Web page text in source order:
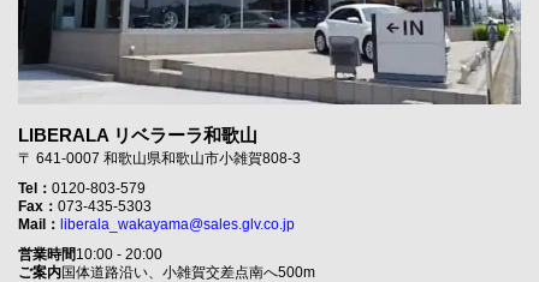
LIBERALA リベラーラ和歌山
〒 641-0007 和歌山県和歌山市小雑賀808-3
Tel： 0120-803-579
Fax： 073-435-5303
Mail： liberala_wakayama@sales.glv.co.jp
営業時間10:00 - 20:00
ご案内国体道路沿い、小雑賀交差点南へ500m